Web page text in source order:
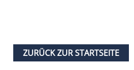
ZURÜCK ZUR STARTSEITE